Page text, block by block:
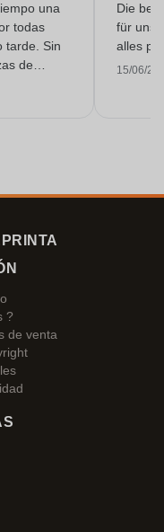
una
todas
tarde. Sin
de
a tiempo.
Die
für
alles
15/06/
?
de venta